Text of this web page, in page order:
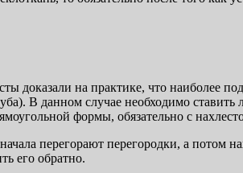
доказали на практике, что наиболее
В данном случае необходимо ставить
формы, обязательно с
перегорают перегородки, а потом
его обратно.